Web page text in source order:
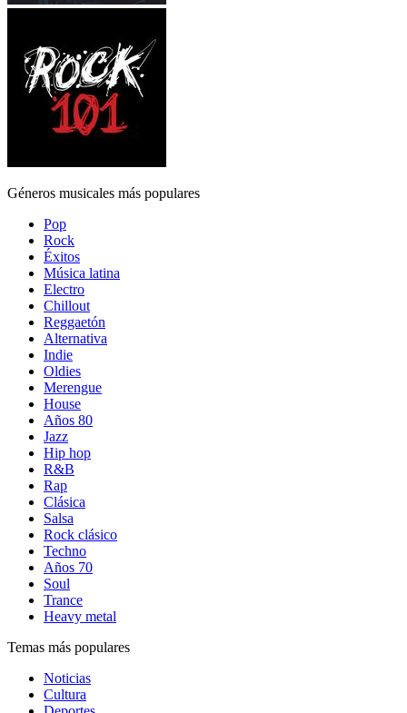
Géneros musicales más populares
Pop
Rock
Éxitos
Música latina
Electro
Chillout
Reggaetón
Alternativa
Indie
Oldies
Merengue
House
Años 80
Jazz
Hip hop
R&B
Rap
Clásica
Salsa
Rock clásico
Techno
Años 70
Soul
Trance
Heavy metal
Temas más populares
Noticias
Cultura